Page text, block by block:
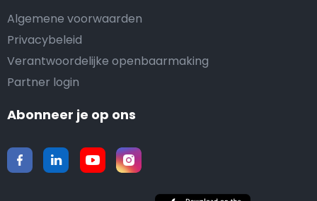
Algemene voorwaarden
Privacybeleid
Verantwoordelijke openbaarmaking
Partner login
Abonneer je op ons